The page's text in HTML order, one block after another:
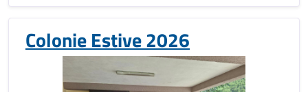
Colonie Estive 2026